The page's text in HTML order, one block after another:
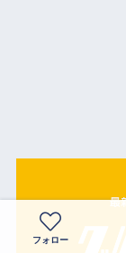
フォロー